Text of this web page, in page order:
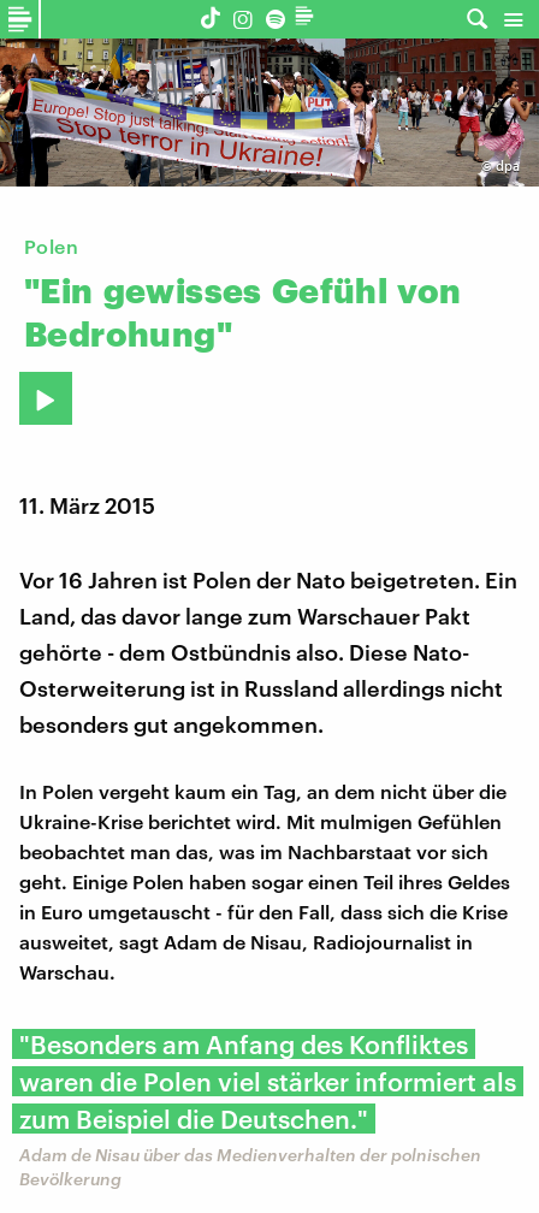
©dpa
Polen
"Ein gewisses Gefühl von
Bedrohung"
11. März 2015
Vor 16 Jahren ist Polen der Nato beigetreten. Ein
Land, das davor lange zum Warschauer Pakt
gehörte - dem Ostbündnis also. Diese Nato-
Osterweiterung ist in Russland allerdings nicht
besonders gut angekommen.
In Polen vergeht kaum ein Tag, an dem nicht über die
Ukraine-Krise berichtet wird. Mit mulmigen Gefühlen
beobachtet man das, was im Nachbarstaat vor sich
geht. Einige Polen haben sogar einen Teil ihres Geldes
in Euro umgetauscht - für den Fall, dass sich die Krise
ausweitet, sagt Adam de Nisau, Radiojournalist in
Warschau.
"Besonders am Anfang des Konfliktes
waren die Polen viel stärker informiert als
zum Beispiel die Deutschen."
Adam de Nisau über das Medienverhalten der polnischen
Bevölkerung